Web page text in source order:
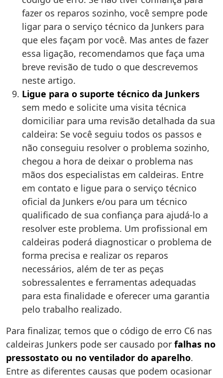
fazer os reparos sozinho, você sempre pode
ligar para o serviço técnico da Junkers para
que eles façam por você. Mas antes de fazer
essa ligação, recomendamos que faça uma
breve revisão de tudo o que descrevemos
neste artigo.
Ligue para o suporte técnico da Junkers
sem medo e solicite uma visita técnica
domiciliar para uma revisão detalhada da sua
caldeira: Se você seguiu todos os passos e
não conseguiu resolver o problema sozinho,
chegou a hora de deixar o problema nas
mãos dos especialistas em caldeiras. Entre
em contato e ligue para o serviço técnico
oficial da Junkers e/ou para um técnico
qualificado de sua confiança para ajudá-lo a
resolver este problema. Um profissional em
caldeiras poderá diagnosticar o problema de
forma precisa e realizar os reparos
necessários, além de ter as peças
sobressalentes e ferramentas adequadas
para esta finalidade e oferecer uma garantia
pelo trabalho realizado.
Para finalizar, temos que o código de erro C6 nas
caldeiras Junkers pode ser causado por falhas no
pressostato ou no ventilador do aparelho.
Entre as diferentes causas que podem ocasionar